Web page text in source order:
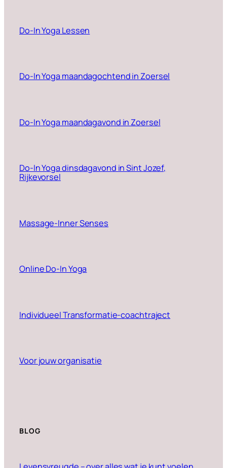
Do-In Yoga Lessen
Do-In Yoga maandagochtend in Zoersel
Do-In Yoga maandagavond in Zoersel
Do-In Yoga dinsdagavond in Sint Jozef,
Rijkevorsel
Massage-Inner Senses
Online Do-In Yoga
Individueel Transformatie-coachtraject
Voor jouw organisatie
BLOG